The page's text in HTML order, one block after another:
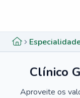
Clínico
Aproveite os